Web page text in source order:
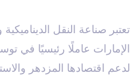
تعتبر صناعة النقل
الإمارات عاملًا رئيسيًا في
لدعم اقتصادها المزدهر